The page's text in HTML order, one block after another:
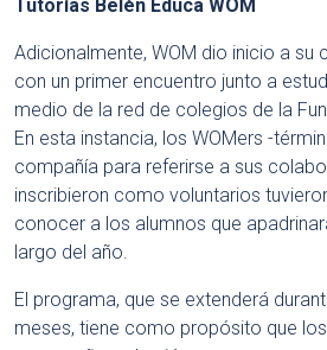
Tutorías Belén Educa WOM
Adicionalmente, WOM dio inicio a su
con un primer encuentro junto a
medio de la red de colegios de la
En esta instancia, los WOMers -
compañía para referirse a sus
inscribieron como voluntarios
conocer a los alumnos que
largo del año.
El programa, que se extenderá
meses, tiene como propósito que